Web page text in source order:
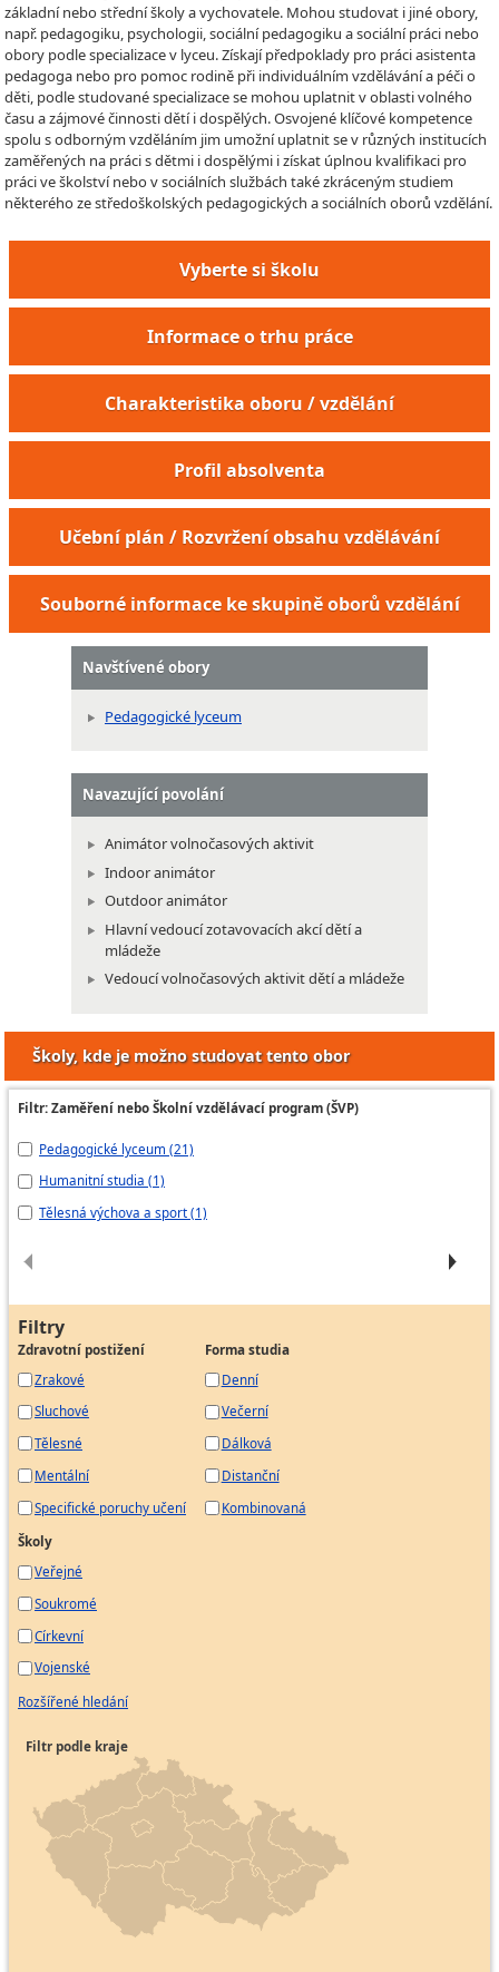
základní nebo střední školy a vychovatele. Mohou studovat i jiné obory,
např. pedagogiku, psychologii, sociální pedagogiku a sociální práci nebo
obory podle specializace v lyceu. Získají předpoklady pro práci asistenta
pedagoga nebo pro pomoc rodině při individuálním vzdělávání a péči o
děti, podle studované specializace se mohou uplatnit v oblasti volného
času a zájmové činnosti dětí i dospělých. Osvojené klíčové kompetence
spolu s odborným vzděláním jim umožní uplatnit se v různých institucích
zaměřených na práci s dětmi i dospělými i získat úplnou kvalifikaci pro
práci ve školství nebo v sociálních službách také zkráceným studiem
některého ze středoškolských pedagogických a sociálních oborů vzdělání.
Vyberte si školu
Informace o trhu práce
Charakteristika oboru / vzdělání
Profil absolventa
Učební plán / Rozvržení obsahu vzdělávání
Souborné informace ke skupině oborů vzdělání
Navštívené obory
Pedagogické lyceum
Navazující povolání
Animátor volnočasových aktivit
Indoor animátor
Outdoor animátor
Hlavní vedoucí zotavovacích akcí dětí a
mládeže
Vedoucí volnočasových aktivit dětí a mládeže
Školy, kde je možno studovat tento obor
Filtr: Zaměření nebo Školní vzdělávací program (ŠVP)
Pedagogické lyceum (21)
Humanitní studia (1)
Tělesná výchova a sport (1)
Filtry
Zdravotní postižení
Zrakové
Sluchové
Tělesné
Mentální
Specifické poruchy učení
Forma studia
Denní
Večerní
Dálková
Distanční
Kombinovaná
Školy
Veřejné
Soukromé
Církevní
Vojenské
Rozšířené hledání
Filtr podle kraje